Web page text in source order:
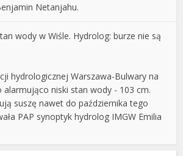
Netanjahu.
wody w Wiśle. Hydrolog: burze nie są
hydrologicznej Warszawa-Bulwary na
alarmująco niski stan wody - 103 cm.
suszę nawet do października tego
PAP synoptyk hydrolog IMGW Emilia